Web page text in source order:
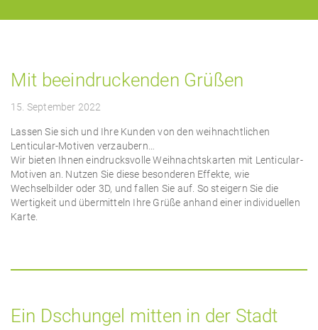
Mit beeindruckenden Grüßen
15. September 2022
Lassen Sie sich und Ihre Kunden von den weihnachtlichen
Lenticular-Motiven verzaubern…
Wir bieten Ihnen eindrucksvolle Weihnachtskarten mit Lenticular-
Motiven an. Nutzen Sie diese besonderen Effekte, wie
Wechselbilder oder 3D, und fallen Sie auf. So steigern Sie die
Wertigkeit und übermitteln Ihre Grüße anhand einer individuellen
Karte.
Ein Dschungel mitten in der Stadt